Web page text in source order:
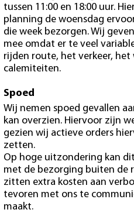
tussen 11:00 en 18:00 uur.
planning de woensdag
die week bezorgen. Wij
mee omdat er te veel
rijden route, het verkeer,
calemiteiten.
Spoed
Wij nemen spoed gevallen
kan overzien. Hiervoor zijn
gezien wij actieve orders
zetten.
Op hoge uitzondering kan
met de bezorging buiten de
zitten extra kosten aan
tevoren met ons te
maakt.